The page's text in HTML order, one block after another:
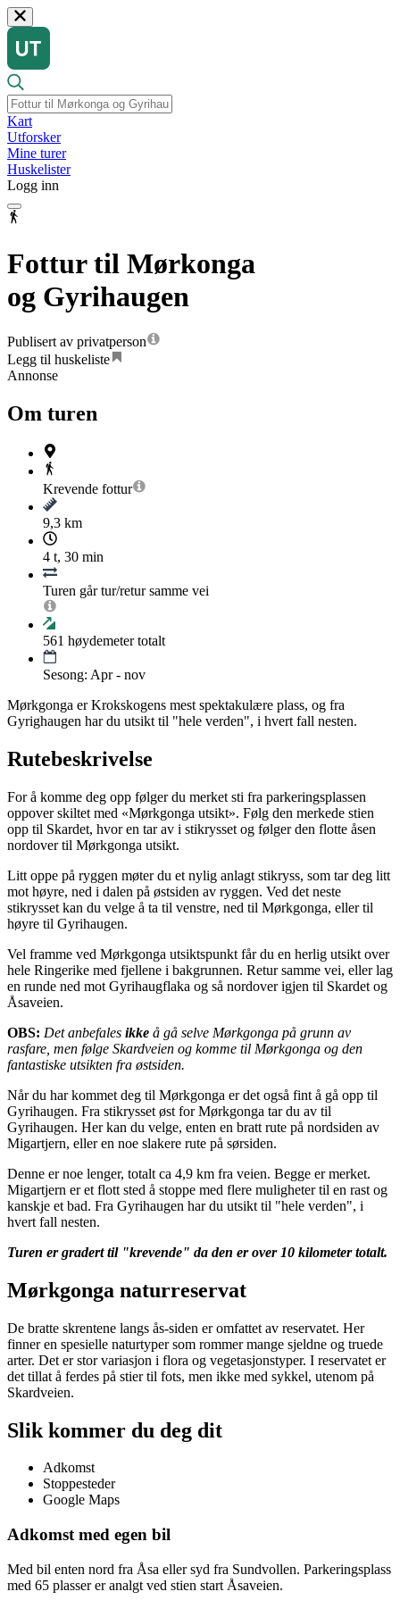
Kart
Utforsker
Mine turer
Huskelister
Logg inn
Fottur til Mørkonga
og Gyrihaugen
Publisert av privatperson
Legg til huskeliste
Annonse
Om turen
Krevende fottur
9,3 km
4 t, 30 min
Turen går tur/retur samme vei
561 høydemeter totalt
Sesong: Apr - nov
Mørkgonga er Krokskogens mest spektakulære plass, og fra
Gyrighaugen har du utsikt til "hele verden", i hvert fall nesten.
Rutebeskrivelse
For å komme deg opp følger du merket sti fra parkeringsplassen
oppover skiltet med «Mørkgonga utsikt». Følg den merkede stien
opp til Skardet, hvor en tar av i stikrysset og følger den flotte åsen
nordover til Mørkgonga utsikt.
Litt oppe på ryggen møter du et nylig anlagt stikryss, som tar deg litt
mot høyre, ned i dalen på østsiden av ryggen. Ved det neste
stikrysset kan du velge å ta til venstre, ned til Mørkgonga, eller til
høyre til Gyrihaugen.
Vel framme ved Mørkgonga utsiktspunkt får du en herlig utsikt over
hele Ringerike med fjellene i bakgrunnen. Retur samme vei, eller lag
en runde ned mot Gyrihaugflaka og så nordover igjen til Skardet og
Åsaveien.
OBS: Det anbefales ikke å gå selve Mørkgonga på grunn av
rasfare, men følge Skardveien og komme til Mørkgonga og den
fantastiske utsikten fra østsiden.
Når du har kommet deg til Mørkgonga er det også fint å gå opp til
Gyrihaugen. Fra stikrysset øst for Mørkgonga tar du av til
Gyrihaugen. Her kan du velge, enten en bratt rute på nordsiden av
Migartjern, eller en noe slakere rute på sørsiden.
Denne er noe lenger, totalt ca 4,9 km fra veien. Begge er merket.
Migartjern er et flott sted å stoppe med flere muligheter til en rast og
kanskje et bad. Fra Gyrihaugen har du utsikt til "hele verden", i
hvert fall nesten.
Turen er gradert til "krevende" da den er over 10 kilometer totalt.
Mørkgonga naturreservat
De bratte skrentene langs ås-siden er omfattet av reservatet. Her
finner en spesielle naturtyper som rommer mange sjeldne og truede
arter. Det er stor variasjon i flora og vegetasjonstyper. I reservatet er
det tillat å ferdes på stier til fots, men ikke med sykkel, utenom på
Skardveien.
Slik kommer du deg dit
Adkomst
Stoppesteder
Google Maps
Adkomst med egen bil
Med bil enten nord fra Åsa eller syd fra Sundvollen. Parkeringsplass
med 65 plasser er analgt ved stien start Åsaveien.